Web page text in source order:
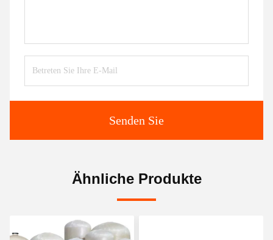
Senden Sie
Ähnliche Produkte